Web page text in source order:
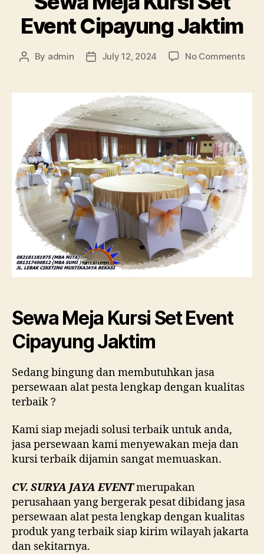
Event Cipayung Jaktim
Post
By admin
PostJuly 12, 2024 No Commentson
Sewa Meja Kursi Set Event
Cipayung Jaktim
Sedang bingung dan membutuhkan jasa
persewaan alat pesta lengkap dengan kualitas
terbaik ?
Kami siap mejadi solusi terbaik untuk anda,
jasa persewaan kami menyewakan meja dan
kursi terbaik dijamin sangat memuaskan.
CV. SURYA JAYA EVENTmerupakan
perusahaan yang bergerak pesat dibidang jasa
persewaan alat pesta lengkap dengan kualitas
produk yang terbaik siap kirim wilayah jakarta
dan sekitarnya.